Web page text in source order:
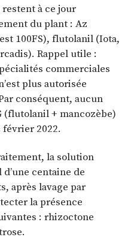
à ce jour
du plant : Az
100FS), flutolanil (Iota,
Rappel utile :
commerciales
plus autorisée
conséquent, aucun
(flutolanil + mancozèbe)
2022.
la solution
centaine de
après lavage par
la présence
: rhizoctone